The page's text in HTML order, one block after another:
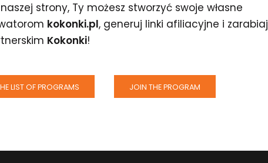
strony, Ty możesz stworzyć swoje własne
kokonki.pl, generuj linki afiliacyjne i zarabiaj
Kokonki!
LIST OF PROGRAMS JOIN THE PROGRAM